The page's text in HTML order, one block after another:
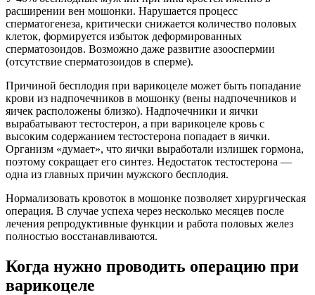
расширении вен мошонки. Нарушается процесс
сперматогенеза, критически снижается количество половых
клеток, формируется избыток деформированных
сперматозоидов. Возможно даже развитие азооспермии
(отсутствие сперматозоидов в сперме).
Причиной бесплодия при варикоцеле может быть попадание
крови из надпочечников в мошонку (вены надпочечников и
яичек расположены близко). Надпочечники и яички
вырабатывают тестостерон, а при варикоцеле кровь с
высоким содержанием тестостерона попадает в яички.
Организм «думает», что яички выработали излишек гормона,
поэтому сокращает его синтез. Недостаток тестостерона —
одна из главных причин мужского бесплодия.
Нормализовать кровоток в мошонке позволяет хирургическая
операция. В случае успеха через несколько месяцев после
лечения репродуктивные функции и работа половых желез
полностью восстанавливаются.
Когда нужно проводить операцию при
варикоцеле